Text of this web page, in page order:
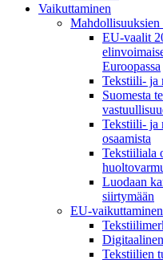
Vaikuttaminen
Mahdollisuuksien
EU-vaalit
Euroopassa
Tekstiili- ja
Suomesta
Tekstiili- ja
osaamista
Tekstiiliala
Luodaan
siirtymään
EU-vaikuttaminen
Tekstiilien